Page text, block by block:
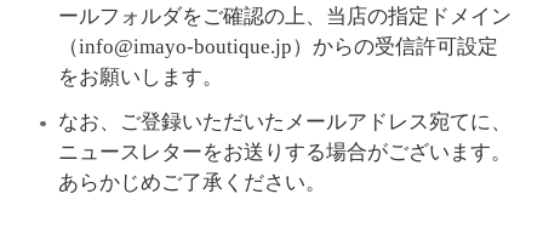
ールフォルダをご確認の上、当店の指定ドメイン
（info@imayo-boutique.jp）からの受信許可設定
をお願いします。
なお、ご登録いただいたメールアドレス宛てに、
ニュースレターをお送りする場合がございます。
あらかじめご了承ください。